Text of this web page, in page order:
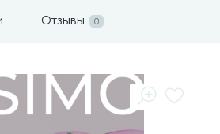
Отзывы 0